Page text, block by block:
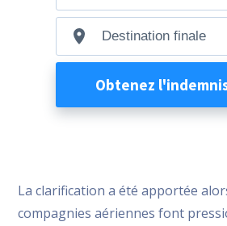
La clarification a été apportée
compagnies aériennes font